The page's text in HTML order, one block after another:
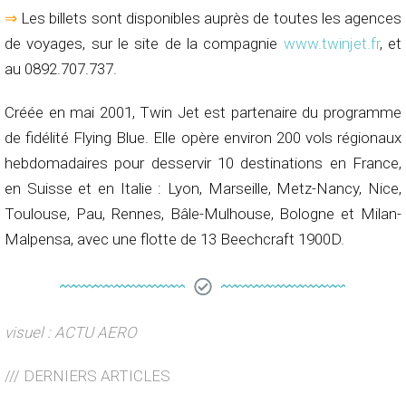
⇒ Les billets sont disponibles auprès de toutes les agences
de voyages, sur le site de la compagnie www.twinjet.fr, et
au 0892.707.737.
Créée en mai 2001, Twin Jet est partenaire du programme
de fidélité Flying Blue. Elle opère environ 200 vols régionaux
hebdomadaires pour desservir 10 destinations en France,
en Suisse et en Italie : Lyon, Marseille, Metz-Nancy, Nice,
Toulouse, Pau, Rennes, Bâle-Mulhouse, Bologne et Milan-
Malpensa, avec une flotte de 13 Beechcraft 1900D.
visuel : ACTU AERO
/// DERNIERS ARTICLES